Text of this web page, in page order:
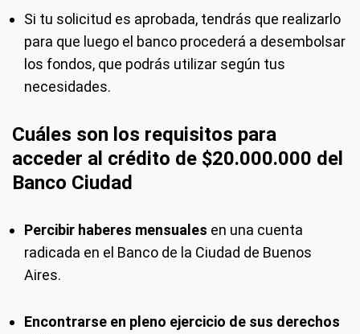
Si tu solicitud es aprobada, tendrás que realizarlo
para que luego el banco procederá a desembolsar
los fondos, que podrás utilizar según tus
necesidades.
Cuáles son los requisitos para
acceder al crédito de $20.000.000 del
Banco Ciudad
Percibir haberes mensuales en una cuenta
radicada en el Banco de la Ciudad de Buenos
Aires.
Encontrarse en pleno ejercicio de sus derechos